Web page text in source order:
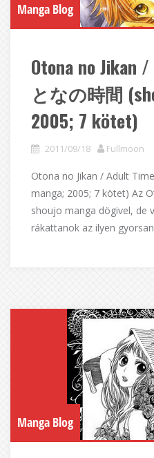
Manga Blog
Otona no Jikan
となの時間
2005; 7 kötet)
2011/09/18 Fullmoon
Otona no Jikan / Adult
manga; 2005; 7 kötet) Az
shoujo manga dögivel, de
rákattanok az ilyen
Manga Blog